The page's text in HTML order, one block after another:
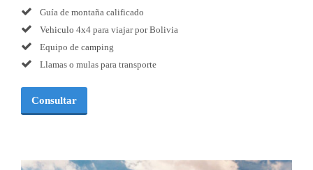
Guía de montaña calificado
Vehiculo 4x4 para viajar por Bolivia
Equipo de camping
Llamas o mulas para transporte
Consultar